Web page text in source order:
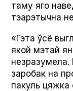
таму яго
тэарэтычна
«Гэта ўсё
якой мэтай
незразумела.
заробак на
пакуль цяжка